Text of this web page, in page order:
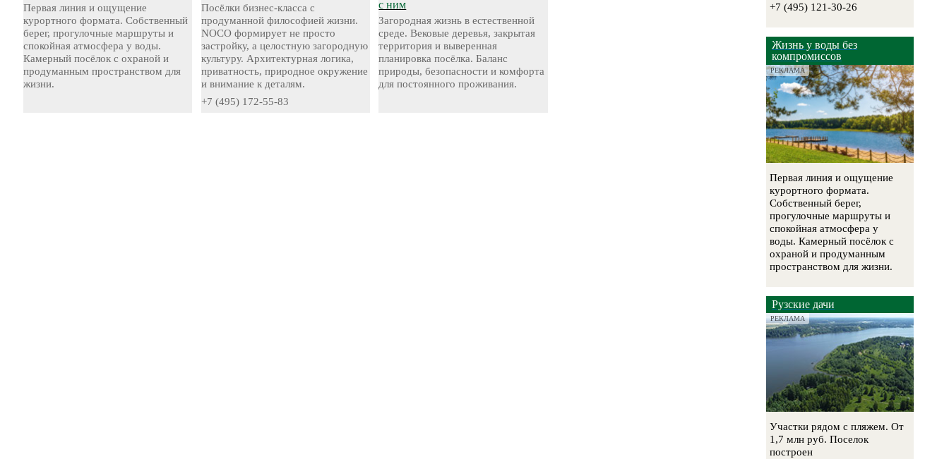
Первая линия и ощущение
курортного формата. Собственный
берег, прогулочные маршруты и
спокойная атмосфера у воды.
Камерный посёлок с охраной и
продуманным пространством для
жизни.
Посёлки бизнес-класса с
продуманной философией жизни.
NOCO формирует не просто
застройку, а целостную загородную
культуру. Архитектурная логика,
приватность, природное окружение
и внимание к деталям.
+7 (495) 172-55-83
с ним
Загородная жизнь в естественной
среде. Вековые деревья, закрытая
территория и выверенная
планировка посёлка. Баланс
природы, безопасности и комфорта
для постоянного проживания.
+7 (495) 121-30-26
Жизнь у воды без
компромиссов
РЕКЛАМА
Первая линия и ощущение
курортного формата.
Собственный берег,
прогулочные маршруты и
спокойная атмосфера у
воды. Камерный посёлок с
охраной и продуманным
пространством для жизни.
Рузские дачи
РЕКЛАМА
Участки рядом с пляжем. От
1,7 млн руб. Поселок
построен